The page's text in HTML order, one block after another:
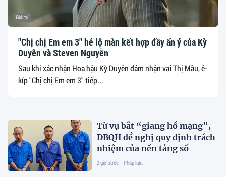
Giải trí
"Chị chị Em em 3" hé lộ màn kết hợp đầy ẩn ý của Kỳ
Duyên và Steven Nguyễn
Sau khi xác nhận Hoa hậu Kỳ Duyên đảm nhận vai Thị Mầu, ê-
kíp "Chị chị Em em 3" tiếp...
Từ vụ bắt “giang hồ mạng”,
ĐBQH đề nghị quy định trách
nhiệm của nền tảng số
2 giờ trước Pháp luật